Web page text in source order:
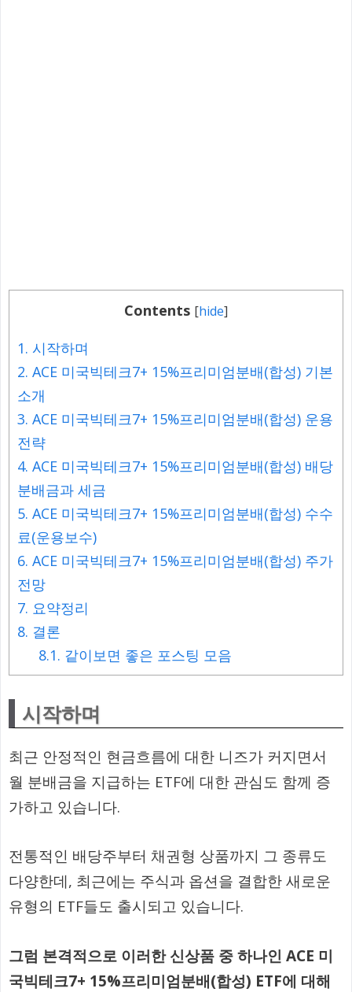
Contents [hide]
1. 시작하며
2. ACE 미국빅테크7+ 15%프리미엄분배(합성) 기본
소개
3. ACE 미국빅테크7+ 15%프리미엄분배(합성) 운용
전략
4. ACE 미국빅테크7+ 15%프리미엄분배(합성) 배당
분배금과 세금
5. ACE 미국빅테크7+ 15%프리미엄분배(합성) 수수
료(운용보수)
6. ACE 미국빅테크7+ 15%프리미엄분배(합성) 주가
전망
7. 요약정리
8. 결론
8.1. 같이보면 좋은 포스팅 모음
시작하며
최근 안정적인 현금흐름에 대한 니즈가 커지면서
월 분배금을 지급하는 ETF에 대한 관심도 함께 증
가하고 있습니다.
전통적인 배당주부터 채권형 상품까지 그 종류도
다양한데, 최근에는 주식과 옵션을 결합한 새로운
유형의 ETF들도 출시되고 있습니다.
그럼 본격적으로 이러한 신상품 중 하나인 ACE 미
국빅테크7+ 15%프리미엄분배(합성) ETF에 대해